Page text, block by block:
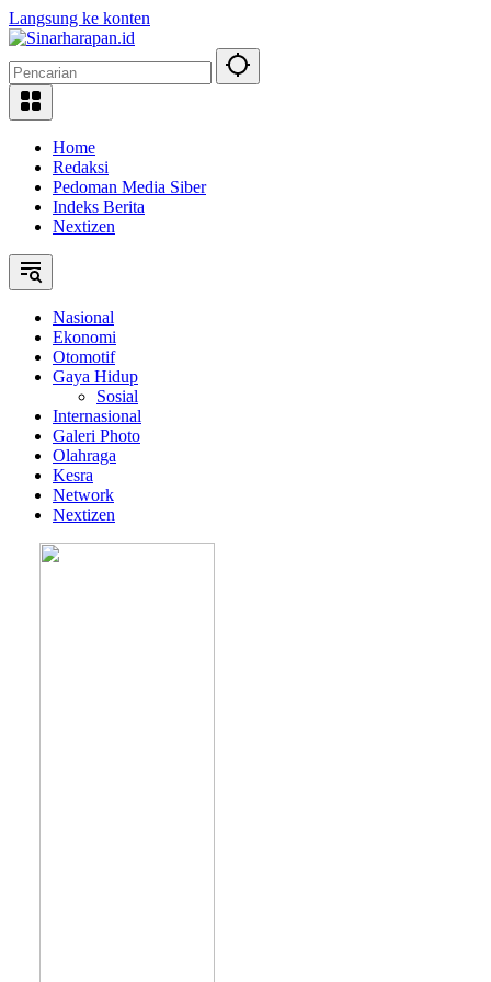
Langsung ke konten
Home
Redaksi
Pedoman Media Siber
Indeks Berita
Nextizen
Nasional
Ekonomi
Otomotif
Gaya Hidup
Sosial
Internasional
Galeri Photo
Olahraga
Kesra
Network
Nextizen